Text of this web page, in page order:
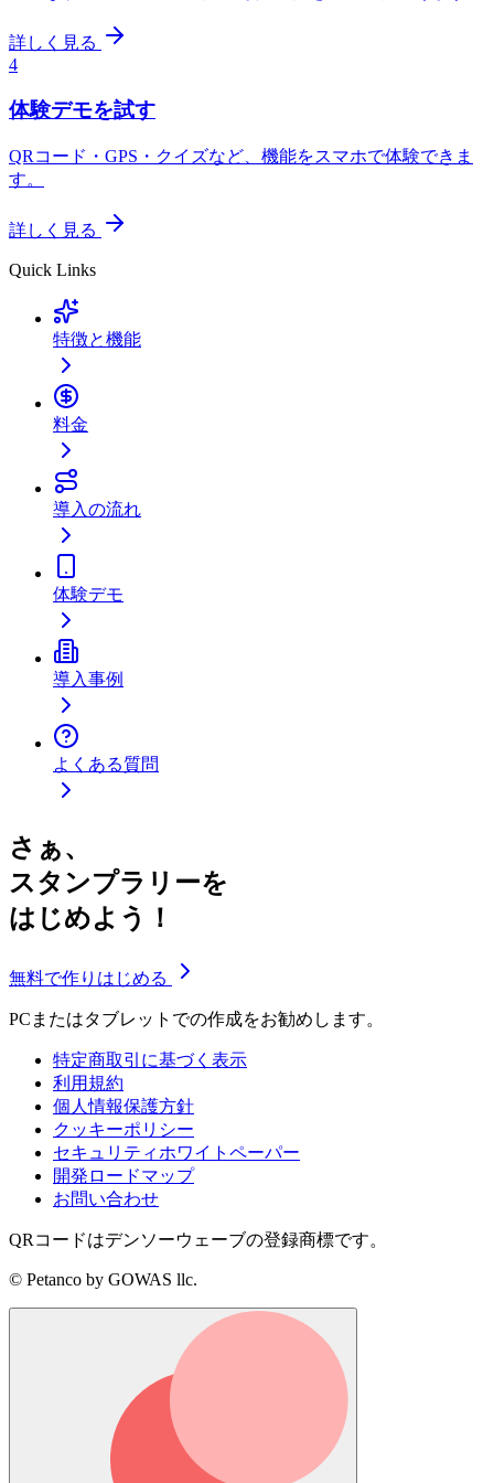
詳しく見る
4
体験デモを試す
QRコード・GPS・クイズなど、機能をスマホで体験できま
す。
詳しく見る
Quick Links
特徴と機能
料金
導入の流れ
体験デモ
導入事例
よくある質問
さぁ、
スタンプラリーを
はじめよう！
無料で作りはじめる
PCまたはタブレットでの作成をお勧めします。
特定商取引に基づく表示
利用規約
個人情報保護方針
クッキーポリシー
セキュリティホワイトペーパー
開発ロードマップ
お問い合わせ
QRコードはデンソーウェーブの登録商標です。
© Petanco by GOWAS llc.